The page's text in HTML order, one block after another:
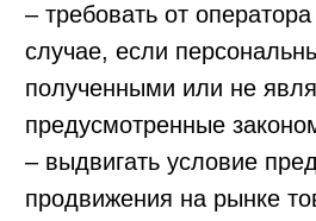
– требовать от
случае, если
полученными или не
предусмотренные
– выдвигать условие
продвижения на рынке